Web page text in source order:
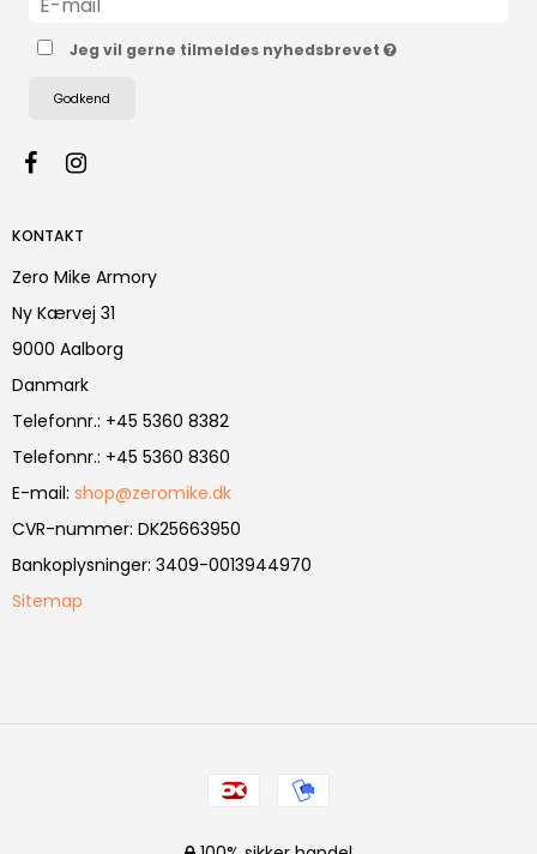
Jeg vil gerne tilmeldes nyhedsbrevet
Godkend
KONTAKT
Zero Mike Armory
Ny Kærvej 31
9000 Aalborg
Danmark
Telefonnr.: +45 5360 8382
Telefonnr.: +45 5360 8360
E-mail: shop@zeromike.dk
CVR-nummer: DK25663950
Bankoplysninger: 3409-0013944970
Sitemap